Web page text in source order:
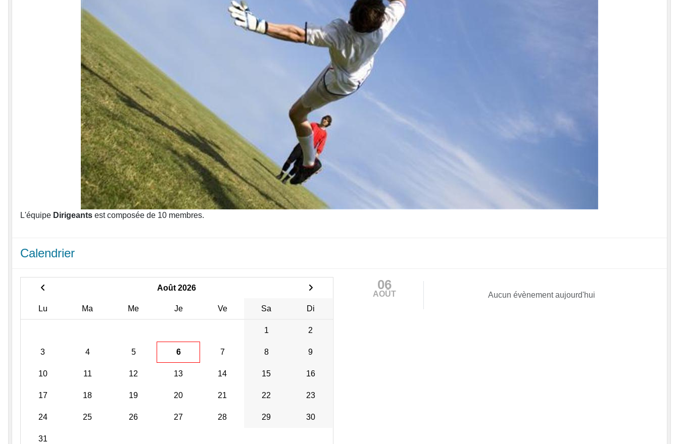
L'équipe Dirigeants est composée de 10 membres.
Calendrier
Août 2026
Lu Ma Me Je Ve Sa Di
1 2
3 4 5 6 7 8 9
10 11 12 13 14 15 16
17 18 19 20 21 22 23
24 25 26 27 28 29 30
31
06
AOÛT Aucun évènement aujourd'hui